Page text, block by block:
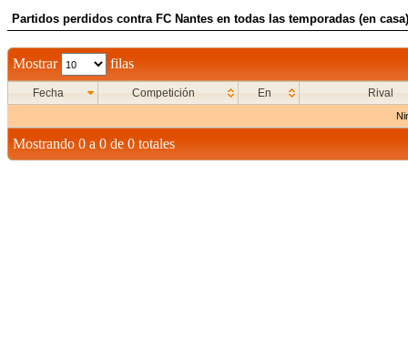
Partidos perdidos contra FC Nantes en todas las temporadas (en casa)
Mostrar filas
Fecha Competición En Rival
Mostrando 0 a 0 de 0 totales